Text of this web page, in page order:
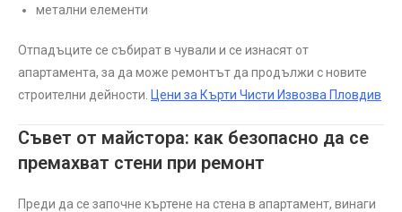
метални елементи
Отпадъците се събират в чували и се изнасят от
апартамента, за да може ремонтът да продължи с новите
строителни дейности. Цени за Кърти Чисти Извозва Пловдив
Съвет от майстора: как безопасно да се
премахват стени при ремонт
Преди да се започне къртене на стена в апартамент, винаги